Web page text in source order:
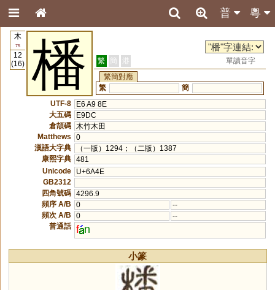
粵
普
木
75
12
(16)
橎 繁 簡 港
單讀音字
繁簡對應
繁
簡
UTF-8
E6 A9 8E
大五碼
E9DC
倉頡碼
木竹木田
Matthews
0
漢語大字典
（一版）1294；（二版）1387
康熙字典 481
Unicode
U+6A4E
GB2312
四角號碼 4296.9
頻序 A/B
0
--
頻次 A/B
0
--
普通話 f n
小篆